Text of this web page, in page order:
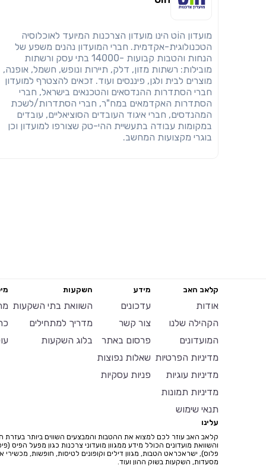
מועדון הוֹט הינו מועדון הצרכנות המיועד לאוכלוסיה
הטכנולוגית-אקדמית. חברי המועדון נהנים משפע של
הנחות והטבות קבועות -14000 בתי עסק ורשתות
מובילות: רשתות מזון, דלק, תיירות ונופש, חשמל, אופנה,
מוצרים לבית ולגן, פיננסים ועוד. זכאים להצטרף למועדון
חברי הסתדרות ההנדסאים והטכנאים בישראל, חברי
הסתדרות האקדמאים במח"ר, חברי הסתדרות/לשכת
המהנדסים, חברי איגוד העובדים הסוציאליים, עובדים
במקומות עבודה בתעשיית ההי-טק שצורפו למועדון וכן
בוגרי מקצועות המחשב.
קלאב האב
אודות
הקהילה שלנו
המועדונים
מדיניות הפרטיות
מדיניות עוגיות
מדיניות תמונות
תנאי שימוש
מידע
עדכונים
צור קשר
פרסום באתר
שאלות נפוצות
פניות עסקיות
השקעות
השוואת בתי השקעות
מדריך למתחילים
בלוג השקעות
עלינו
קלאב האב עוזר לכם למצוא את ההטבות והמבצעים השווים ביותר בעזרת
והשוואת מועדונים הכולל מידע ממגוון מועדוני צרכנות כגון מפעל הפיס
פלוס), ישראכראט הטבות, מגוון דילים וקופונים לטיסות, חופשות, מכשירי
מסעדות, השקעות בשוק ההון ועוד.